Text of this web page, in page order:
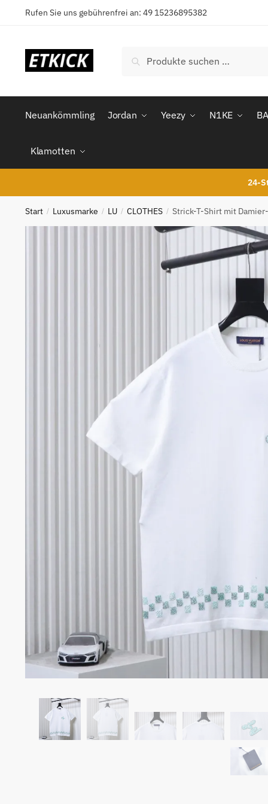
Rufen Sie uns gebührenfrei an: 49 15236895382
nach:
Suchen
Neuankömmling Jordan Yeezy N1KE
Klamotten
24-
Start / Luxusmarke / LU / CLOTHES / Strick-T-Shirt mit